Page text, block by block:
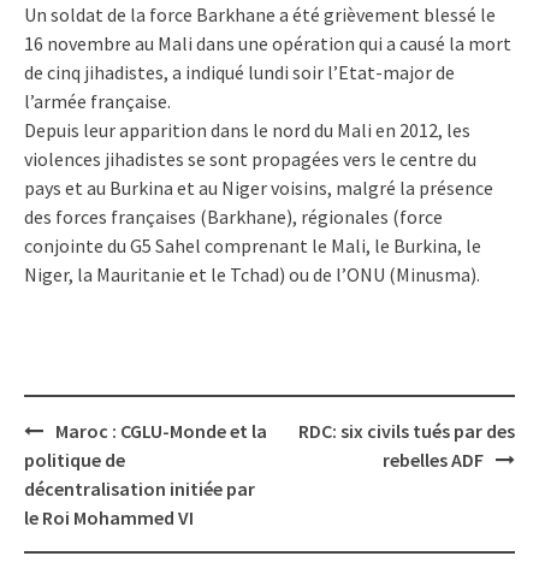
Un soldat de la force Barkhane a été grièvement blessé le
16 novembre au Mali dans une opération qui a causé la mort
de cinq jihadistes, a indiqué lundi soir l’Etat-major de
l’armée française.
Depuis leur apparition dans le nord du Mali en 2012, les
violences jihadistes se sont propagées vers le centre du
pays et au Burkina et au Niger voisins, malgré la présence
des forces françaises (Barkhane), régionales (force
conjointe du G5 Sahel comprenant le Mali, le Burkina, le
Niger, la Mauritanie et le Tchad) ou de l’ONU (Minusma).
Post
navigation
Maroc : CGLU-Monde et la
politique de
décentralisation initiée par
le Roi Mohammed VI
RDC: six civils tués par des
rebelles ADF